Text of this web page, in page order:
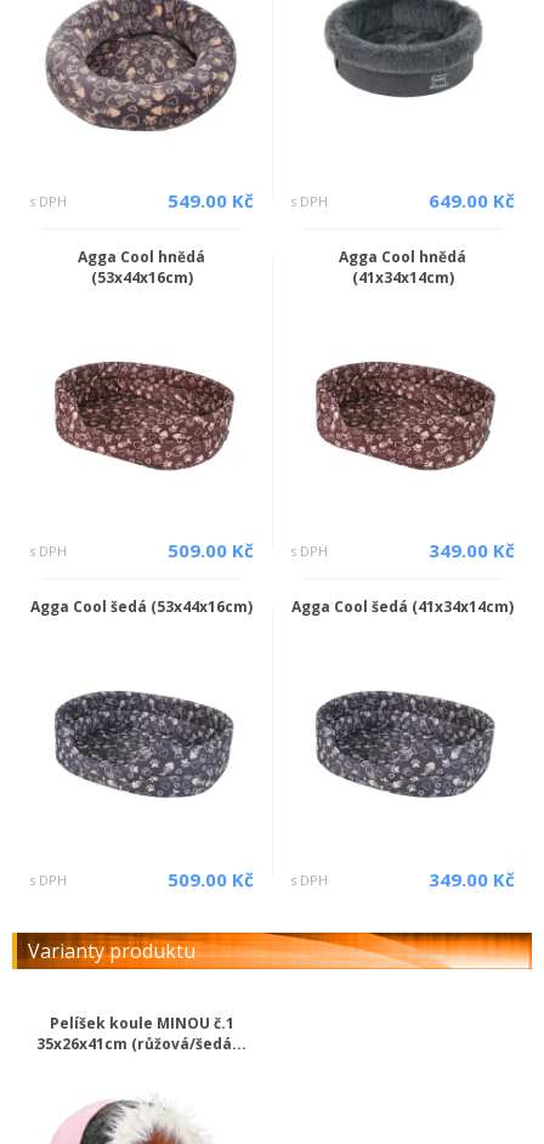
s DPH 549.00 Kč s DPH 649.00 Kč
Agga Cool hnědá
(53x44x16cm)
s DPH 509.00 Kč
Agga Cool hnědá
(41x34x14cm)
s DPH 349.00 Kč
Agga Cool šedá (53x44x16cm)
s DPH 509.00 Kč
Agga Cool šedá (41x34x14cm)
s DPH 349.00 Kč
Varianty produktu
Pelíšek koule MINOU č.1
35x26x41cm (růžová/šedá...